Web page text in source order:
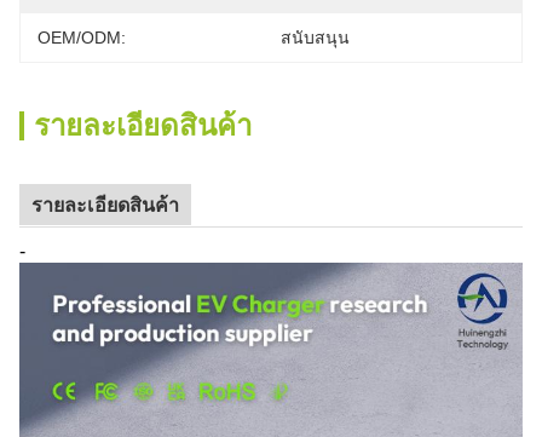
OEM/ODM: สนับสนุน
รายละเอียดสินค้า
รายละเอียดสินค้า
-